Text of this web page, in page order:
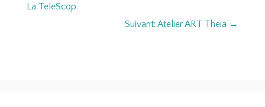
La TeleScop
Suivant: Atelier ART Theia →